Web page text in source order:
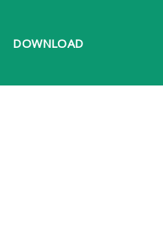
DOWNLOAD